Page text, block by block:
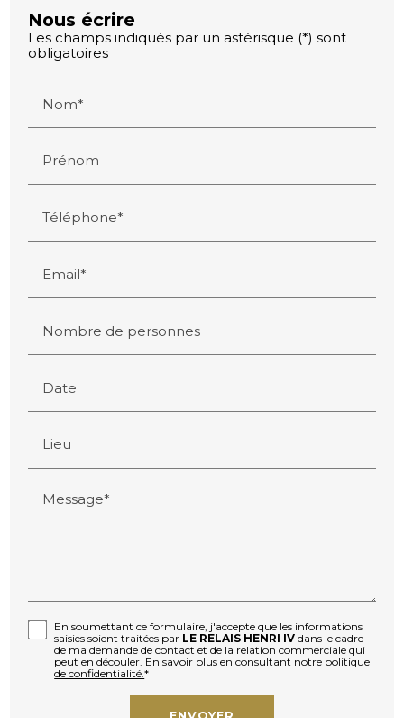
Nous écrire
Les champs indiqués par un astérisque (*) sont
obligatoires
Nom*
Prénom
Téléphone*
Email*
Nombre de personnes
Date
Lieu
Message*
En soumettant ce formulaire, j'accepte que les informations
saisies soient traitées par LE RELAIS HENRI IV dans le cadre
de ma demande de contact et de la relation commerciale qui
peut en découler. En savoir plus en consultant notre politique
de confidentialité.*